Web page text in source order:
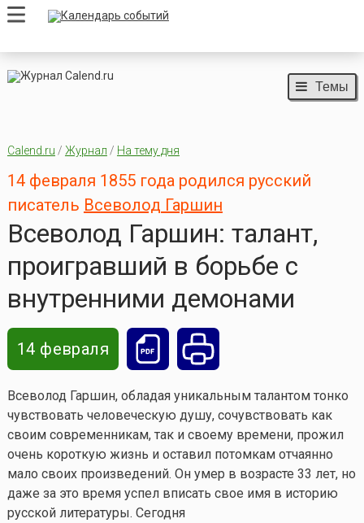
Темы
Calend.ru / Журнал / На тему дня
14 февраля 1855 года родился русский
писатель Всеволод Гаршин
Всеволод Гаршин: талант,
проигравший в борьбе с
внутренними демонами
14 февраля
Всеволод Гаршин, обладая уникальным талантом тонко
чувствовать человеческую душу, сочувствовать как
своим современникам, так и своему времени, прожил
очень короткую жизнь и оставил потомкам отчаянно
мало своих произведений. Он умер в возрасте 33 лет, но
даже за это время успел вписать свое имя в историю
русской литературы. Сегодня